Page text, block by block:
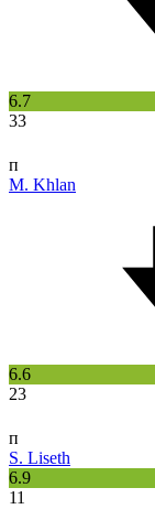
6.7
33
п
M. Khlan
6.6
23
п
S. Liseth
6.9
11